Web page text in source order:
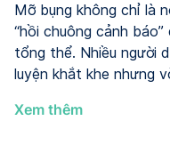
Mỡ bụng không chỉ là
“hồi chuông cảnh
tổng thể. Nhiều người
luyện khắt khe nhưng
Xem thêmVì